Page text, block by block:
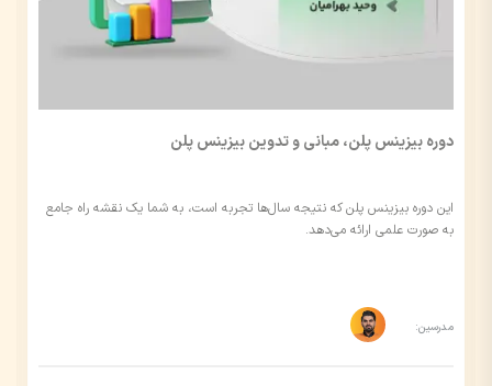
دوره بیزینس پلن، مبانی و تدوین بیزینس پلن
این دوره بیزینس پلن که نتیجه سال‌ها تجربه است، به شما یک نقشه راه جامع
به صورت علمی ارائه می‌دهد.
مدرسین: